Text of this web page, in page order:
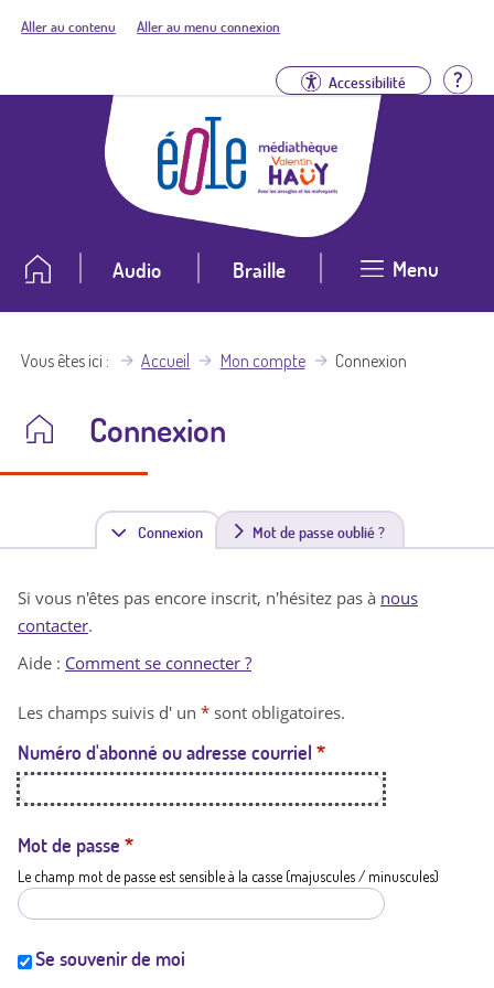
Aller au contenu Aller au menu connexion
Accessibilité
Audio Braille Menu
Vous êtes ici Accueil Mon compte Connexion
Connexion
Connexion(
n
t
a
t
i
Mot de passe oublié ?
Si vous n'êtes pas encore inscrit, n'hésitez pas à nous
contacter.
Aide : Comment se connecter ?
Les champs suivis d' un * sont obligatoires.
Numéro d'abonné ou adresse courriel *
Mot de passe *
Le champ mot de passe est sensible à la casse (majuscules / minuscules)
Se souvenir de moi